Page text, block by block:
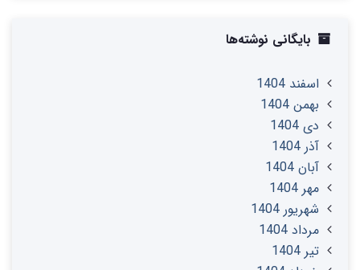
بایگانی نوشته‌ها
اسفند 1404
بهمن 1404
دی 1404
آذر 1404
آبان 1404
مهر 1404
شهریور 1404
مرداد 1404
تير 1404